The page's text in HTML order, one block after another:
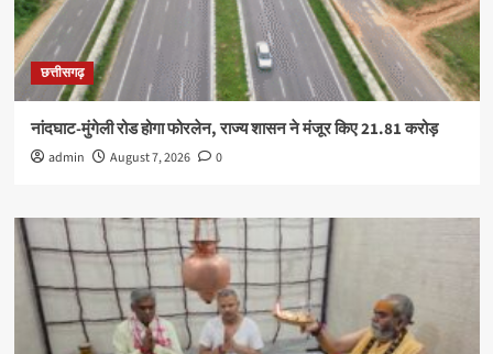
छत्तीसगढ़
नांदघाट-मुंगेली रोड होगा फोरलेन, राज्य शासन ने मंजूर किए 21.81 करोड़
admin August 7, 2026 0